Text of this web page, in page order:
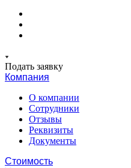
Подать заявку
Компания
О компании
Сотрудники
Отзывы
Реквизиты
Документы
Стоимость